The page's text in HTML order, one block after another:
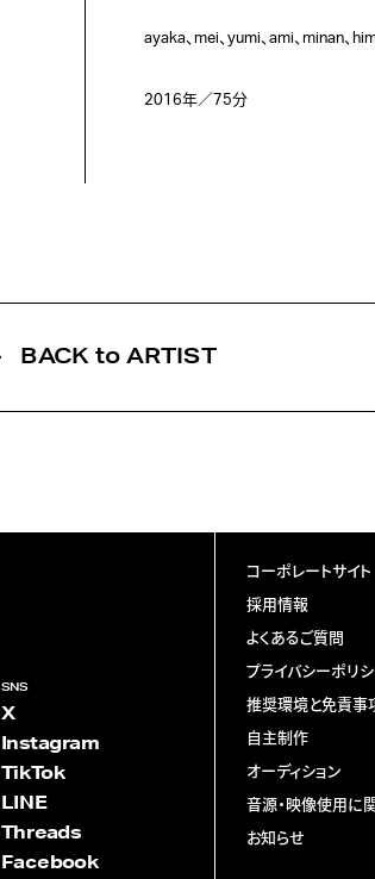
ayaka、mei、yumi、ami、minan、
BACK to ARTIST
SNS
X
Instagram
TikTok
LINE
Threads
Facebook
コーポレートサイト
採用情報
よくあるご質問
プライバシーポリ
推奨環境と免責事
自主制作
オーディション
音源・映像使用に
お知らせ